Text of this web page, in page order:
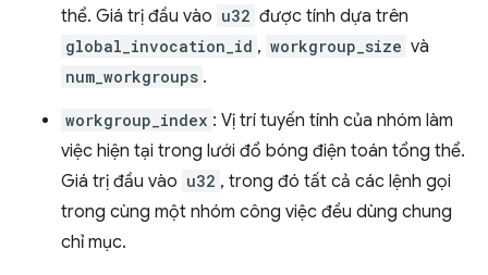
thể. Giá trị đầu vào u32 được tính dựa trên
global_invocation_id , workgroup_size và
num_workgroups .
workgroup_index : Vị trí tuyến tính của nhóm làm
việc hiện tại trong lưới đổ bóng điện toán tổng thể.
Giá trị đầu vào u32 , trong đó tất cả các lệnh gọi
trong cùng một nhóm công việc đều dùng chung
chỉ mục.